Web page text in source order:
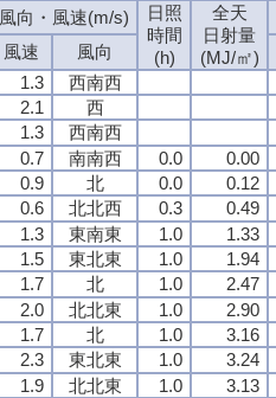
風向・風速(m/s)
日照
時間
(h)
全天
日射量
(MJ/㎡)
風速 風向
1.3 西南西
2.1 西
1.3 西南西
0.7 南南西 0.0 0.00
0.9 北 0.0 0.12
0.6 北北西 0.3 0.49
1.3 東南東 1.0 1.33
1.5 東北東 1.0 1.94
1.7 北 1.0 2.47
2.0 北北東 1.0 2.90
1.7 北 1.0 3.16
2.3 東北東 1.0 3.24
1.9 北北東 1.0 3.13